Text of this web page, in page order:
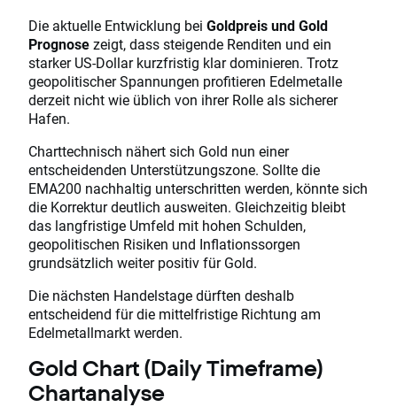
Die aktuelle Entwicklung bei Goldpreis und Gold
Prognosezeigt, dass steigende Renditen und ein
starker US-Dollar kurzfristig klar dominieren. Trotz
geopolitischer Spannungen profitieren Edelmetalle
derzeit nicht wie üblich von ihrer Rolle als sicherer
Hafen.
Charttechnisch nähert sich Gold nun einer
entscheidenden Unterstützungszone. Sollte die
EMA200 nachhaltig unterschritten werden, könnte sich
die Korrektur deutlich ausweiten. Gleichzeitig bleibt
das langfristige Umfeld mit hohen Schulden,
geopolitischen Risiken und Inflationssorgen
grundsätzlich weiter positiv für Gold.
Die nächsten Handelstage dürften deshalb
entscheidend für die mittelfristige Richtung am
Edelmetallmarkt werden.
Gold Chart (Daily Timeframe)
Chartanalyse